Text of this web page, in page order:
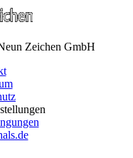
Zeichen GmbH